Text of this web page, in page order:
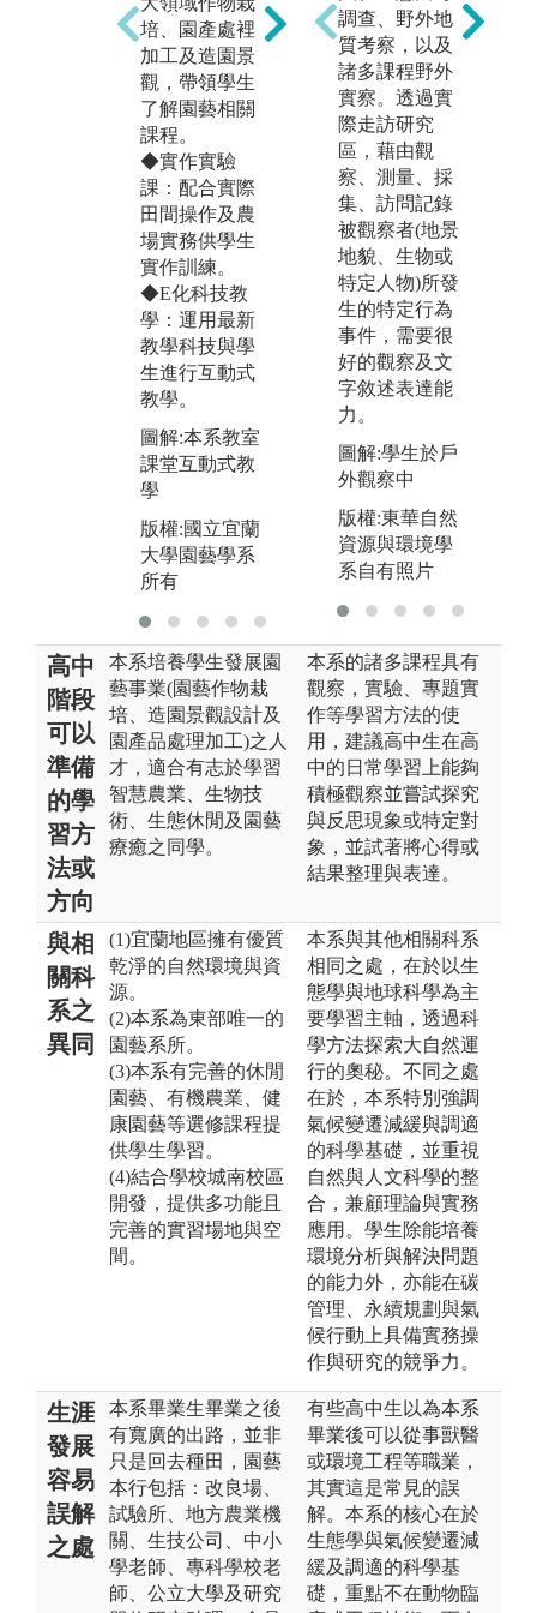
培、園產處裡
加工及造園景
觀，帶領學生
了解園藝相關
課程。
◆實作實驗
課：配合實際
田間操作及農
場實務供學生
實作訓練。
◆E化科技教
學：運用最新
教學科技與學
生進行互動式
教學。
圖解:本系教室
課堂互動式教
學
版權:國立宜蘭
大學園藝學系
所有
實作訓練。
圖解:本校城南
校區實習農場
版權:國立宜蘭
大學所有
調查、野外地
質考察，以及
諸多課程野外
實察。透過實
際走訪研究
區，藉由觀
察、測量、採
集、訪問記錄
被觀察者(地景
地貌、生物或
特定人物)所發
生的特定行為
事件，需要很
好的觀察及文
字敘述表達能
力。
圖解:學生於戶
外觀察中
版權:東華自然
資源與環境學
系自有照片
高中
階段
可以
準備
的學
習方
法或
方向
本系培養學生發展園
藝事業(園藝作物栽
培、造園景觀設計及
園產品處理加工)之人
才，適合有志於學習
智慧農業、生物技
術、生態休閒及園藝
療癒之同學。
本系的諸多課程具有
觀察，實驗、專題實
作等學習方法的使
用，建議高中生在高
中的日常學習上能夠
積極觀察並嘗試探究
與反思現象或特定對
象，並試著將心得或
結果整理與表達。
與相
關科
系之
異同
(1)宜蘭地區擁有優質
乾淨的自然環境與資
源。
(2)本系為東部唯一的
園藝系所。
(3)本系有完善的休閒
園藝、有機農業、健
康園藝等選修課程提
供學生學習。
(4)結合學校城南校區
開發，提供多功能且
完善的實習場地與空
間。
本系與其他相關科系
相同之處，在於以生
態學與地球科學為主
要學習主軸，透過科
學方法探索大自然運
行的奧秘。不同之處
在於，本系特別強調
氣候變遷減緩與調適
的科學基礎，並重視
自然與人文科學的整
合，兼顧理論與實務
應用。學生除能培養
環境分析與解決問題
的能力外，亦能在碳
管理、永續規劃與氣
候行動上具備實務操
作與研究的競爭力。
生涯
發展
容易
誤解
之處
本系畢業生畢業之後
有寬廣的出路，並非
只是回去種田，園藝
本行包括：改良場、
試驗所、地方農業機
關、生技公司、中小
學老師、專科學校老
師、公立大學及研究
有些高中生以為本系
畢業後可以從事獸醫
或環境工程等職業，
其實這是常見的誤
解。本系的核心在於
生態學與氣候變遷減
緩及調適的科學基
礎，重點不在動物臨